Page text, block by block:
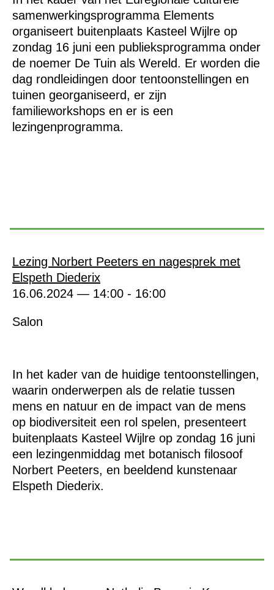
samenwerkingsprogramma Elements
organiseert buitenplaats Kasteel Wijlre op
zondag 16 juni een publieksprogramma onder
de noemer De Tuin als Wereld. Er worden die
dag rondleidingen door tentoonstellingen en
tuinen georganiseerd, er zijn
familieworkshops en er is een
lezingenprogramma.
Lezing Norbert Peeters en nagesprek met
Elspeth Diederix
16.06.2024 — 14:00 - 16:00
Salon
In het kader van de huidige tentoonstellingen,
waarin onderwerpen als de relatie tussen
mens en natuur en de impact van de mens
op biodiversiteit een rol spelen, presenteert
buitenplaats Kasteel Wijlre op zondag 16 juni
een lezingenmiddag met botanisch filosoof
Norbert Peeters, en beeldend kunstenaar
Elspeth Diederix.